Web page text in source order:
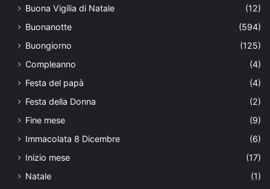
Buona Vigilia di Natale
(12)
Buonanotte
(594)
Buongiorno
(125)
Compleanno
(4)
Festa del papà
(4)
Festa della Donna
(2)
Fine mese
(9)
Immacolata 8 Dicembre
(6)
Inizio mese
(17)
Natale
(1)